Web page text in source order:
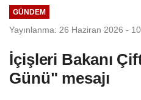
GÜNDEM
Yayınlanma: 26 Haziran 2026 -
İçişleri Bakanı
Günü" mesajı